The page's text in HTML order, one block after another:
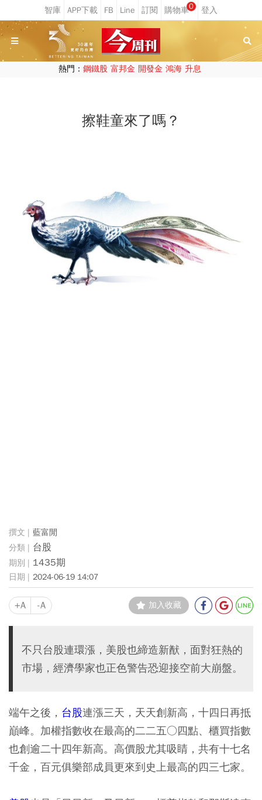
0
熱門： 鋼鐵股 富邦金 開發金 鴻海 升息
擦鞋童來了嗎？
藍富閒
台股
1435期
2024-06-19 14:07
+A -A 加入收藏
不只台股連環漲，美股也締造新猷，面對狂熱的
市場，經濟學家也正色警告恐迎接空前大崩盤。
端午之後， 台股連漲三天，天天創新高，十四日再抵
巔峰。加權指數收在最高的二二五○四點、櫃買指數
也創逾二十四年新高。高價股尤其吸睛，共有十七名
千金，百元俱樂部成員更來到史上最高的四三七家。